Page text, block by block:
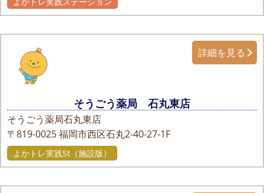
そうごう薬局 石丸東店
そうごう薬局石丸東店
〒819-0025福岡市西区石丸2-40-27-1F
詳細を見る
よかトレ実践St（施設版）